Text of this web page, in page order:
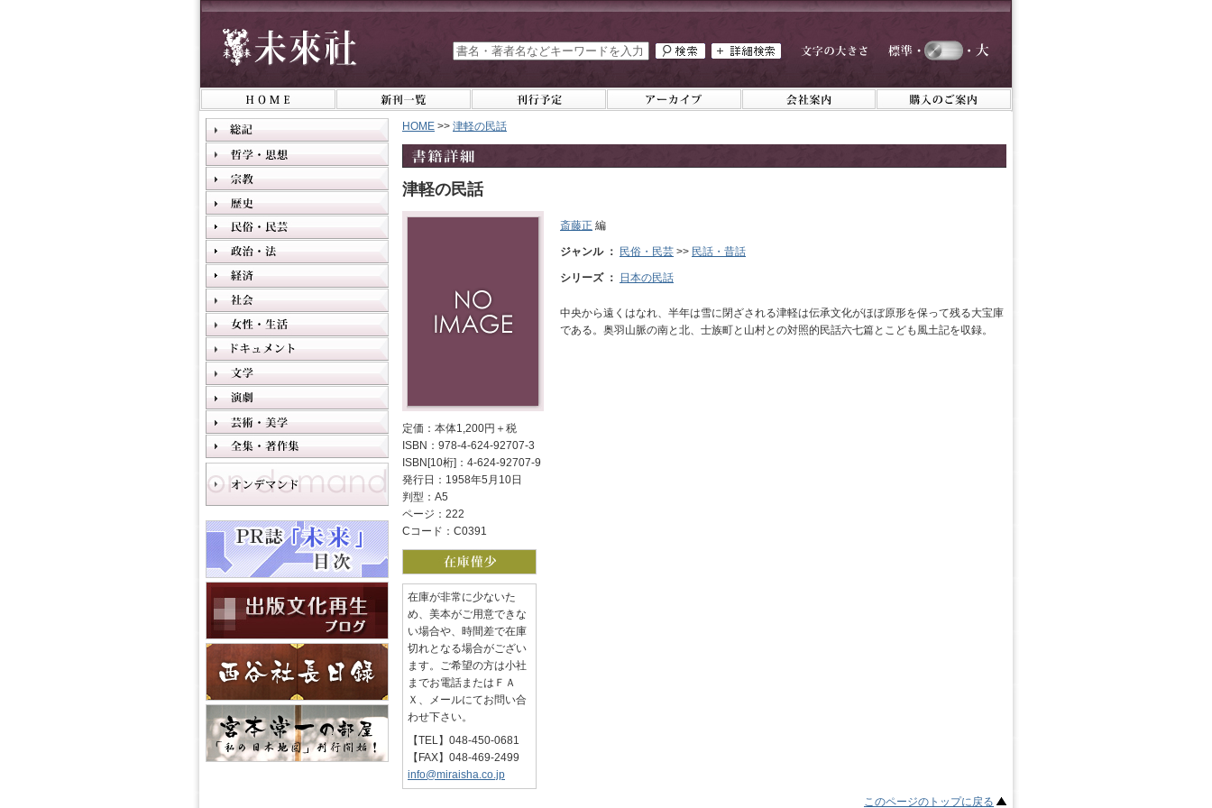
HOME >> 津軽の民話
津軽の民話
定価：本体1,200円＋税
ISBN：978-4-624-92707-3
ISBN[10桁]：4-624-92707-9
発行日：1958年5月10日
判型：A5
ページ：222
Cコード：C0391
在庫が非常に少ないた
め、美本がご用意できな
い場合や、時間差で在庫
切れとなる場合がござい
ます。ご希望の方は小社
までお電話またはＦＡ
Ｘ、メールにてお問い合
わせ下さい。
【TEL】048-450-0681
【FAX】048-469-2499
info@miraisha.co.jp
斎藤正 編
ジャンル ： 民俗・民芸 >> 民話・昔話
シリーズ ： 日本の民話
中央から遠くはなれ、半年は雪に閉ざされる津軽は伝承文化がほぼ原形を保って残る大宝庫
である。奥羽山脈の南と北、士族町と山村との対照的民話六七篇とこども風土記を収録。
このページのトップに戻る